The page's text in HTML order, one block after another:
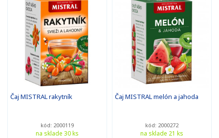
Čaj MISTRAL rakytník
kód: 2000119
na sklade 30 ks
Čaj MISTRAL melón a jahoda
kód: 2000272
na sklade 21 ks